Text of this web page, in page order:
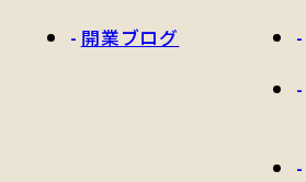
開業ブログ